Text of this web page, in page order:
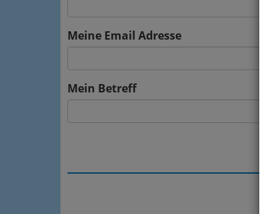
Meine Email Adresse
Mein Betreff